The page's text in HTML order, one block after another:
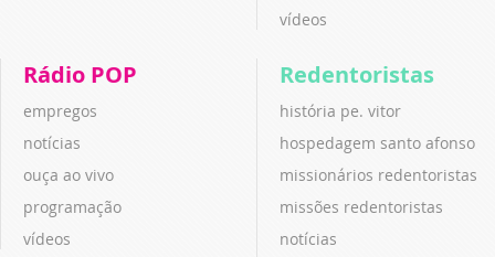
vídeos
Rádio POP
empregos
notícias
ouça ao vivo
programação
vídeos
Redentoristas
história pe. vitor
hospedagem santo afonso
missionários redentoristas
missões redentoristas
notícias